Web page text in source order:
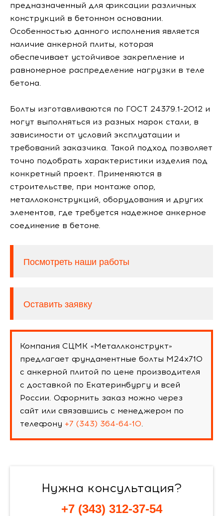
предназначенный для фиксации различных
конструкций в бетонном основании.
Особенностью данного исполнения является
наличие анкерной плиты, которая
обеспечивает устойчивое закрепление и
равномерное распределение нагрузки в теле
бетона.
Болты изготавливаются по ГОСТ 24379.1-2012 и
могут выполняться из разных марок стали, в
зависимости от условий эксплуатации и
требований заказчика. Такой подход позволяет
точно подобрать характеристики изделия под
конкретный проект. Применяются в
строительстве, при монтаже опор,
металлоконструкций, оборудования и других
элементов, где требуется надежное анкерное
соединение в бетоне.
Посмотреть наши работы
Оставить заявку
Компания СЦМК «Металлконструкт»
предлагает фундаментные болты М24х710
с анкерной плитой по цене производителя
с доставкой по Екатеринбургу и всей
России. Оформить заказ можно через
сайт или связавшись с менеджером по
телефону +7 (343) 364-64-10.
Нужна консультация?
+7 (343) 312-37-54